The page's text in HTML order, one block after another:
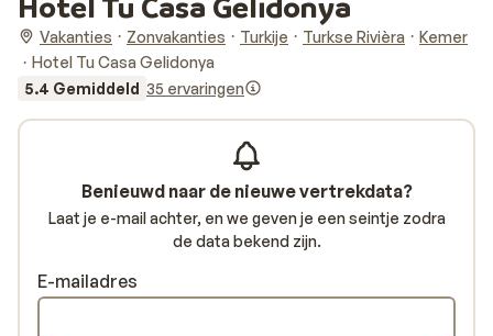
Vakanties Zonvakanties Turkije Turkse Rivièra
Kemer
Hotel Tu Casa Gelidonya
5.4 Gemiddeld 35 ervaringen
Benieuwd naar de nieuwe vertrekdata?
Laat je e-mail achter, en we geven je een seintje zodra
de data bekend zijn.
E-mailadres